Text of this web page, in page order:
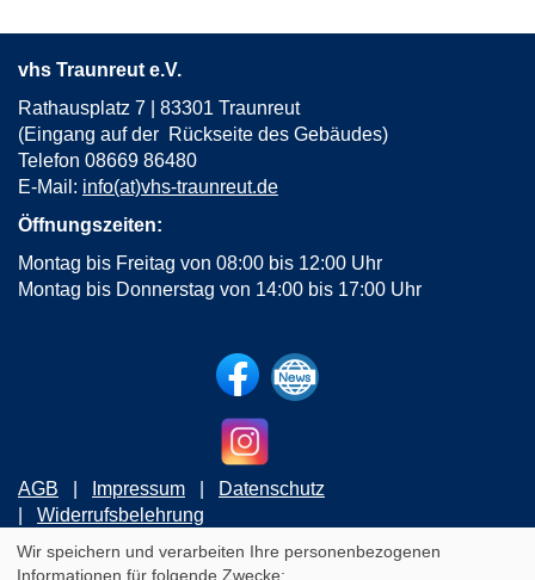
vhs Traunreut e.V.
Rathausplatz 7 | 83301 Traunreut
(Eingang auf der Rückseite des Gebäudes)
Telefon 08669 86480
E-Mail: info(at)vhs-traunreut.de
Öffnungszeiten:
Montag bis Freitag von 08:00 bis 12:00 Uhr
Montag bis Donnerstag von 14:00 bis 17:00 Uhr
AGB Impressum
Datenschutz
Widerrufsbelehrung
Wir speichern und verarbeiten Ihre personenbezogenen
Informationen für folgende Zwecke: